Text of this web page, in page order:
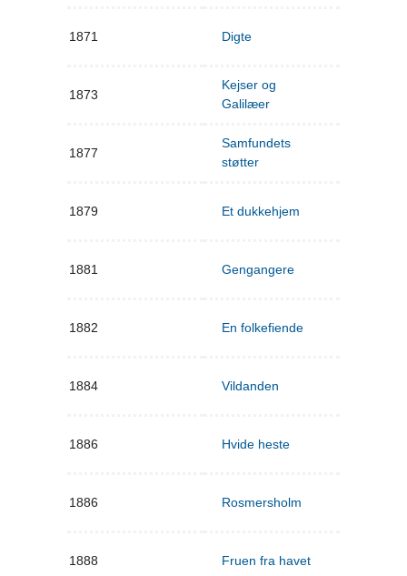
1871 Digte
1873
Kejser og
Galilæer
1877
Samfundets
støtter
1879 Et dukkehjem
1881 Gengangere
1882 En folkefiende
1884 Vildanden
1886 Hvide heste
1886 Rosmersholm
1888 Fruen fra havet